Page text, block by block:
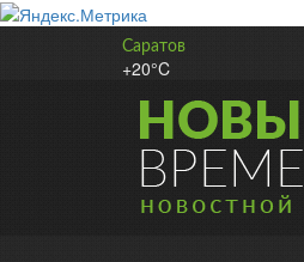
Саратов
+20°C